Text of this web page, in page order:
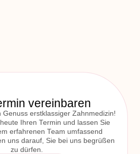
vereinbaren
Genuss erstklassiger Zahnmedizin!
Ihren Termin und lassen Sie
erfahrenen Team umfassend
uns darauf, Sie bei uns begrüßen
zu dürfen.